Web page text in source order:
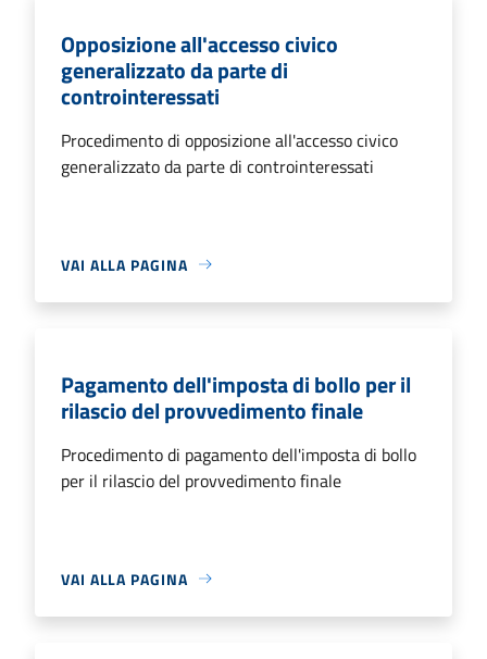
Opposizione all'accesso civico
generalizzato da parte di
controinteressati
Procedimento di opposizione all'accesso civico
generalizzato da parte di controinteressati
VAI ALLA PAGINA
Pagamento dell'imposta di bollo per il
rilascio del provvedimento finale
Procedimento di pagamento dell'imposta di bollo
per il rilascio del provvedimento finale
VAI ALLA PAGINA